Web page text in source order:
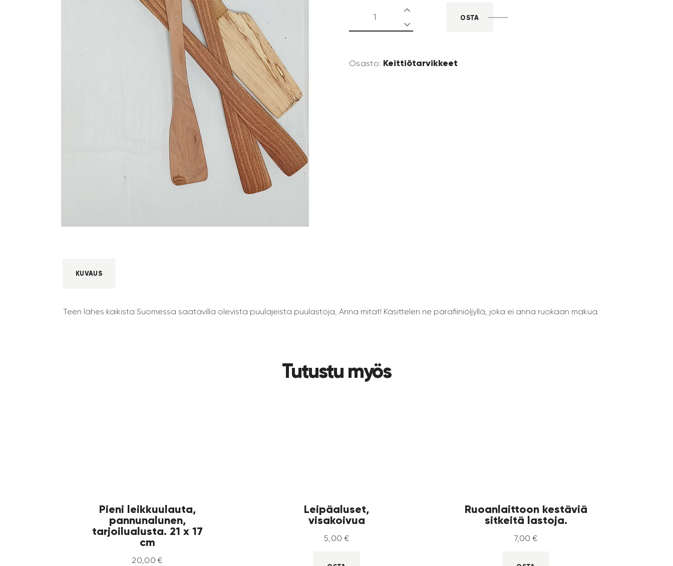
OSTA
Osasto: Keittiötarvikkeet
KUVAUS
Teen lähes kaikista Suomessa saatavilla olevista puulajeista puulastoja, Anna mitat! Käsittelen ne parafiiniöljyllä, joka ei anna ruokaan makua.
Tutustu myös
Pieni leikkuulauta,
pannunalunen,
tarjoilualusta. 21 x 17
cm
20,00 €
Leipäaluset,
visakoivua
5,00 €
Ruoanlaittoon kestäviä
sitkeitä lastoja.
7,00 €